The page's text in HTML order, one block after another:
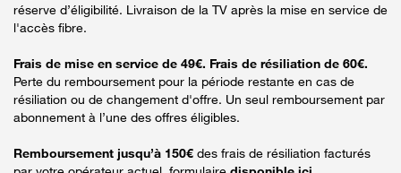
réserve d’éligibilité. Livraison de la TV après la mise en service de
l'accès fibre.
Frais de mise en service de 49€. Frais de résiliation de 60€.
Perte du remboursement pour la période restante en cas de
résiliation ou de changement d'offre. Un seul remboursement par
abonnement à l’une des offres éligibles.
Remboursement jusqu’à 150€ des frais de résiliation facturés